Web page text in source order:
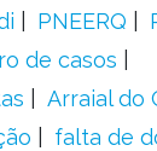
PNEERQ
de casos
Arraial do
falta de